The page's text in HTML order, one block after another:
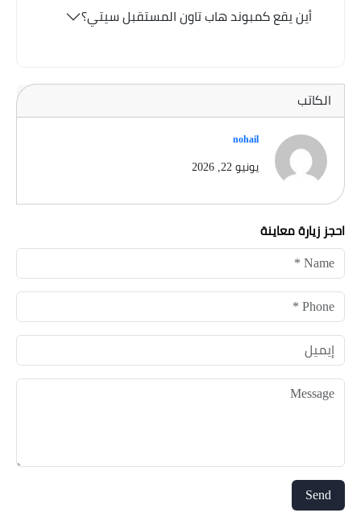
أين يقع كمبوند هاب تاون المستقبل سيتي؟
الكاتب
nohail
يونيو 22, 2026
احجز زيارة معاينة